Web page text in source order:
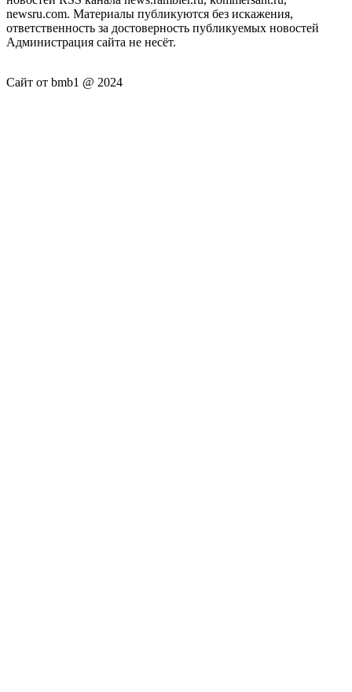
newsru.com. Материалы публикуются без искажения,
ответственность за достоверность публикуемых новостей
Администрация сайта не несёт.
Сайт от bmb1 @ 2024